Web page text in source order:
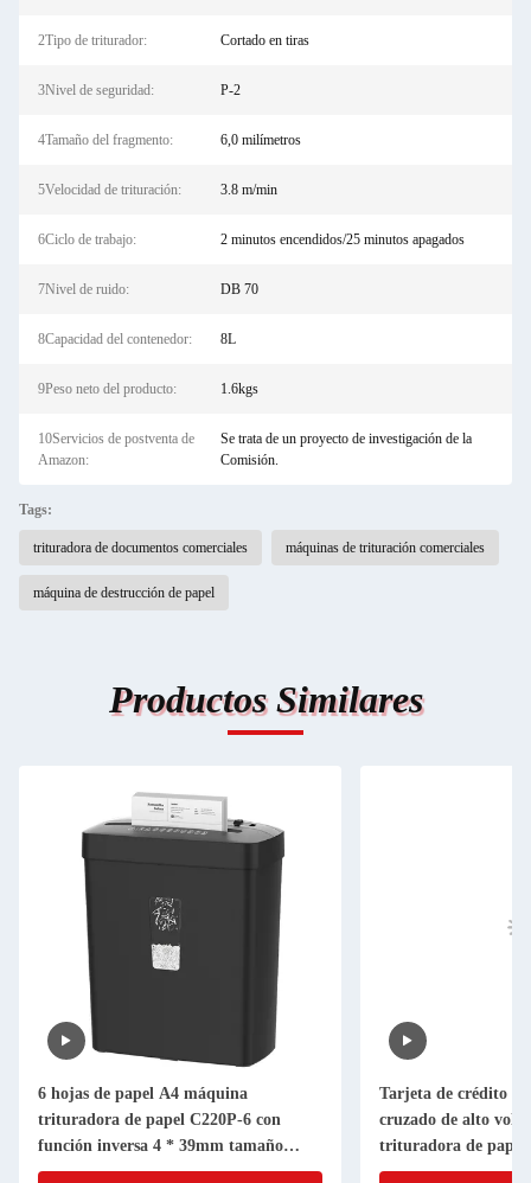
2Tipo de triturador: Cortado en tiras
3Nivel de seguridad: P-2
4Tamaño del fragmento: 6,0 milímetros
5Velocidad de trituración: 3.8 m/min
6Ciclo de trabajo: 2 minutos encendidos/25 minutos apagados
7Nivel de ruido: DB 70
8Capacidad del contenedor: 8L
9Peso neto del producto: 1.6kgs
10Servicios de postventa de
Amazon:
Se trata de un proyecto de investigación de la
Comisión.
Tags:
trituradora de documentos comerciales máquinas de trituración comerciales
máquina de destrucción de papel
Productos Similares
6 hojas de papel A4 máquina
trituradora de papel C220P-6 con
función inversa 4 * 39mm tamaño
triturado
Tarjeta de crédito
cruzado de alto
trituradora de papel
capacidad de